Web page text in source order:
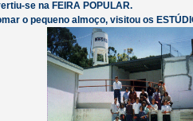
se na FEIRA POPULAR.
o pequeno almoço, visitou os